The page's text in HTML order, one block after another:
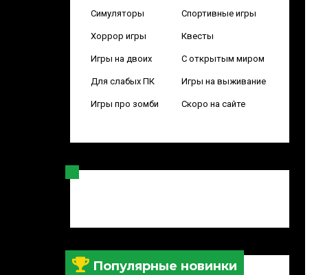
Симуляторы Спортивные игры
Хоррор игры Квесты
Игры на двоих С открытым миром
Для слабых ПК Игры на выживание
Игры про зомби Скоро на сайте
Популярные новинки